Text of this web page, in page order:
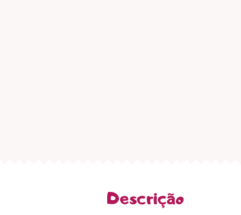
Descrição